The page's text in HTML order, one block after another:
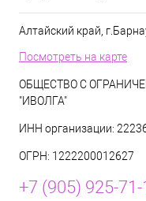
Алтайский край,
Посмотреть на карте
ОБЩЕСТВО С
"ИВОЛГА"
ИНН организации:
ОГРН: 1222200012627
+7 (905) 925-71-